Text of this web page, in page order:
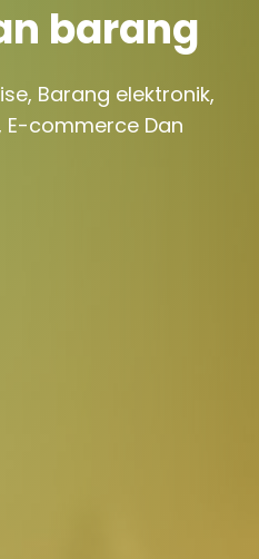
barang
Barang elektronik,
E-commerce Dan